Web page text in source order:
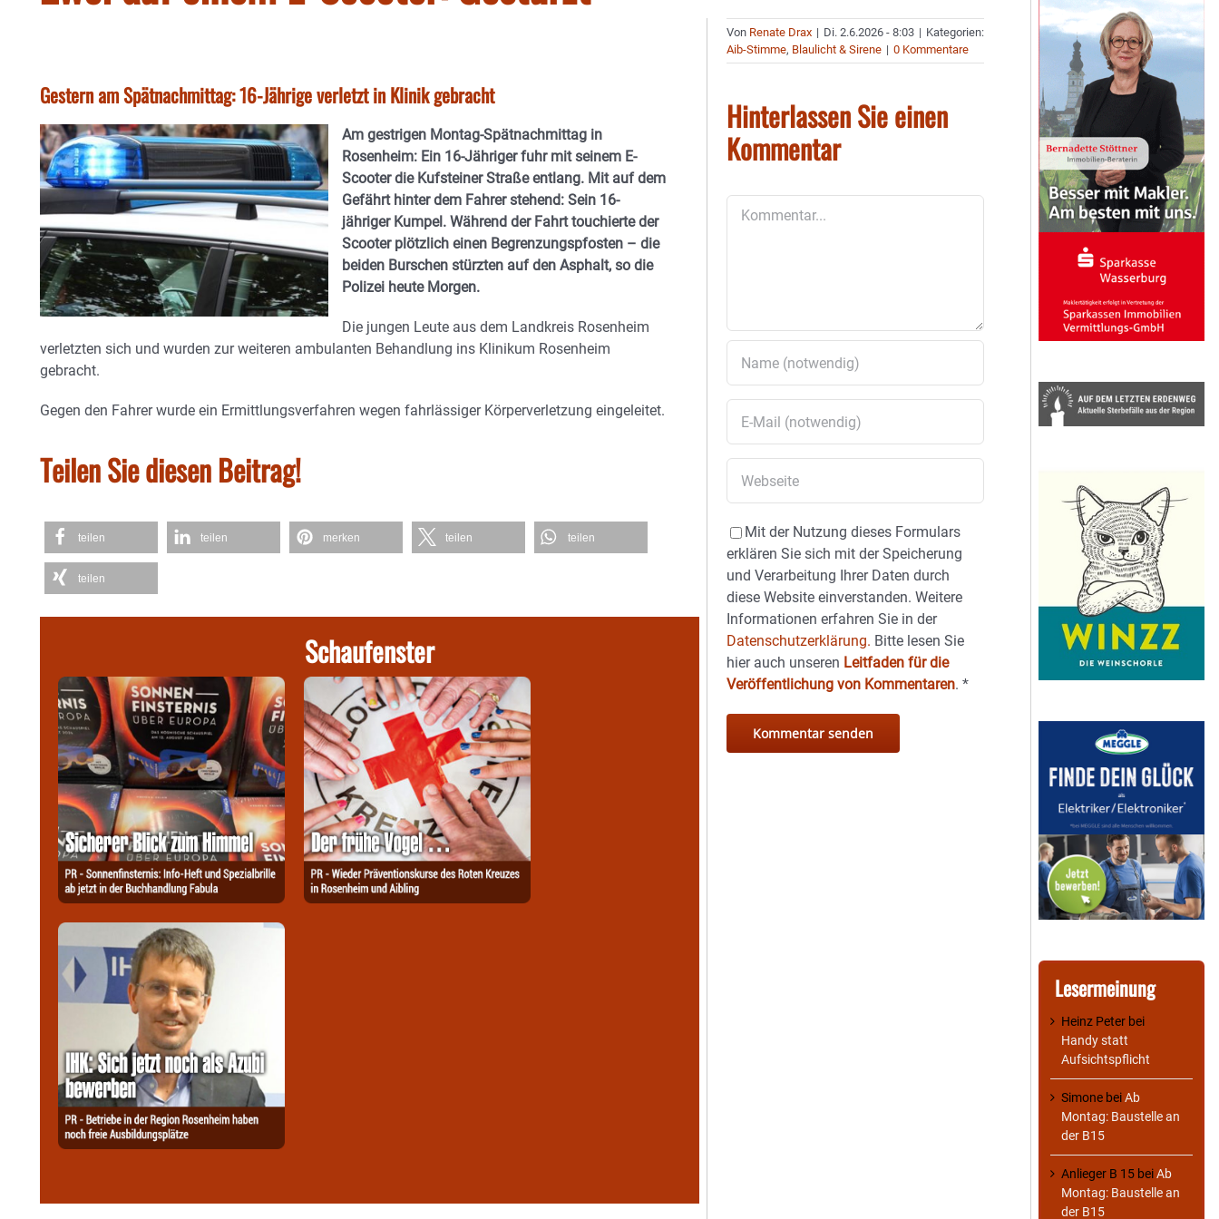
Gestern am Spätnachmittag: 16-Jährige verletzt in Klinik gebracht
Am gestrigen Montag-Spätnachmittag in
Rosenheim: Ein 16-Jähriger fuhr mit seinem E-
Scooter die Kufsteiner Straße entlang. Mit auf dem
Gefährt hinter dem Fahrer stehend: Sein 16-
jähriger Kumpel. Während der Fahrt touchierte der
Scooter plötzlich einen Begrenzungspfosten – die
beiden Burschen stürzten auf den Asphalt, so die
Polizei heute Morgen.
Die jungen Leute aus dem Landkreis Rosenheim
verletzten sich und wurden zur weiteren ambulanten Behandlung ins Klinikum Rosenheim
gebracht.
Gegen den Fahrer wurde ein Ermittlungsverfahren wegen fahrlässiger Körperverletzung eingeleitet.
Teilen Sie diesen Beitrag!
teilen teilen merken teilen teilen
teilen
Schaufenster
Von Renate Drax | Di. 2.6.2026 - 8:03 | Kategorien:
Aib-Stimme, Blaulicht & Sirene | 0 Kommentare
Hinterlassen Sie einen
Kommentar
Mit der Nutzung dieses Formulars
erklären Sie sich mit der Speicherung
und Verarbeitung Ihrer Daten durch
diese Website einverstanden. Weitere
Informationen erfahren Sie in der
Datenschutzerklärung. Bitte lesen Sie
hier auch unseren Leitfaden für die
Veröffentlichung von Kommentaren.*
Lesermeinung
Heinz Peter bei
Handy statt
Aufsichtspflicht
Simone beiAb
Montag: Baustelle an
der B15
Anlieger B 15 beiAb
Montag: Baustelle an
der B15